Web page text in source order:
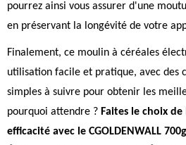
pourrez ainsi vous assurer d'une
en préservant la longévité de votre
Finalement, ce moulin à céréales
utilisation facile et pratique, avec des
simples à suivre pour obtenir les
pourquoi attendre ? Faites le choix
efficacité avec le CGOLDENWALL